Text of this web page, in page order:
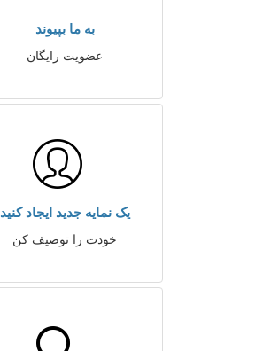
به ما بپیوند
عضویت رایگان
یک نمایه جدید ایجاد کنید
خودت را توصیف کن